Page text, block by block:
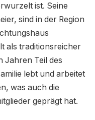
ist. Seine
sind in der Region
als traditionsreicher
Jahren Teil des
lebt und arbeitet
was auch die
geprägt hat.